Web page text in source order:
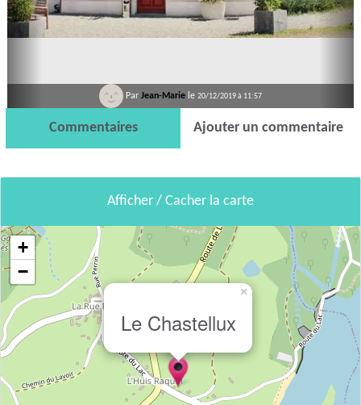
Par Jean-Marie le 20/12/2019 à 11:57
Commentaires Ajouter un commentaire
Afficher / Cacher la carte
Le Chastellux
×
+
−